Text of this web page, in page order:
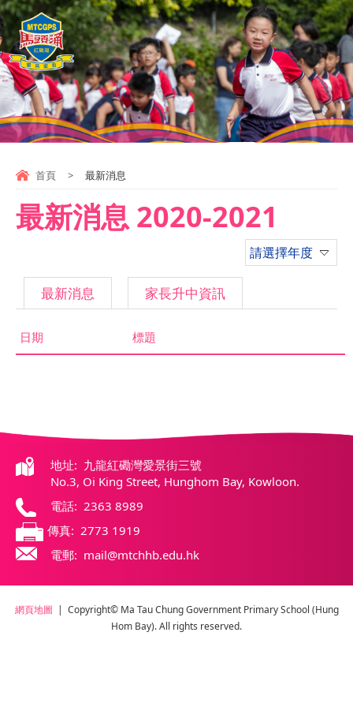
首頁 > 最新消息
最新消息 2020-2021
請選擇年度
最新消息 家長升中資訊
日期 標題
地址: 九龍紅磡灣愛景街三號
No.3, Oi King Street, Hunghom Bay, Kowloon.
電話: 2363 8989
傳真: 2773 1919
電郵: mail@mtchhb.edu.hk
網頁地圖 | Copyright© Ma Tau Chung Government Primary School (Hung
Hom Bay). All rights reserved.